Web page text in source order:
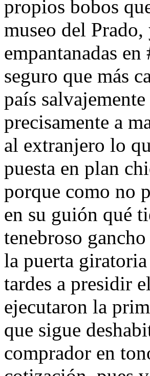
propios bobos
museo del
empantanadas en
seguro que más
país
precisamente a
al extranjero lo
puesta en plan
porque como no
en su guión qué
tenebroso
la puerta
tardes a presidir
ejecutaron la
que sigue
comprador en